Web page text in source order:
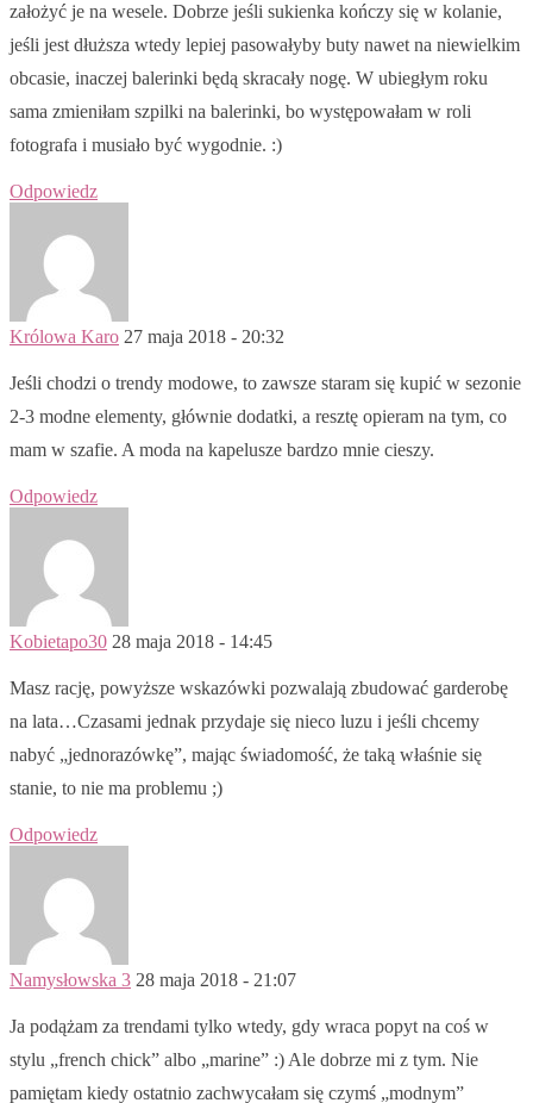
założyć je na wesele. Dobrze jeśli sukienka kończy się w kolanie,
jeśli jest dłuższa wtedy lepiej pasowałyby buty nawet na niewielkim
obcasie, inaczej balerinki będą skracały nogę. W ubiegłym roku
sama zmieniłam szpilki na balerinki, bo występowałam w roli
fotografa i musiało być wygodnie. :)
Odpowiedz
Królowa Karo 27 maja 2018 - 20:32
Jeśli chodzi o trendy modowe, to zawsze staram się kupić w sezonie
2-3 modne elementy, głównie dodatki, a resztę opieram na tym, co
mam w szafie. A moda na kapelusze bardzo mnie cieszy.
Odpowiedz
Kobietapo30 28 maja 2018 - 14:45
Masz rację, powyższe wskazówki pozwalają zbudować garderobę
na lata…Czasami jednak przydaje się nieco luzu i jeśli chcemy
nabyć „jednorazówkę”, mając świadomość, że taką właśnie się
stanie, to nie ma problemu ;)
Odpowiedz
Namysłowska 3 28 maja 2018 - 21:07
Ja podążam za trendami tylko wtedy, gdy wraca popyt na coś w
stylu „french chick” albo „marine” :) Ale dobrze mi z tym. Nie
pamiętam kiedy ostatnio zachwycałam się czymś „modnym”